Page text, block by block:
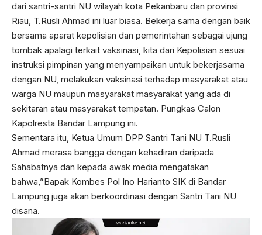
dari santri-santri NU wilayah kota Pekanbaru dan provinsi
Riau, T.Rusli Ahmad ini luar biasa. Bekerja sama dengan baik
bersama aparat kepolisian dan pemerintahan sebagai ujung
tombak apalagi terkait vaksinasi, kita dari Kepolisian sesuai
instruksi pimpinan yang menyampaikan untuk bekerjasama
dengan NU, melakukan vaksinasi terhadap masyarakat atau
warga NU maupun masyarakat masyarakat yang ada di
sekitaran atau masyarakat tempatan. Pungkas Calon
Kapolresta Bandar Lampung ini.
Sementara itu, Ketua Umum DPP Santri Tani NU T.Rusli
Ahmad merasa bangga dengan kehadiran daripada
Sahabatnya dan kepada awak media mengatakan
bahwa,”Bapak Kombes Pol Ino Harianto SIK di Bandar
Lampung juga akan berkoordinasi dengan Santri Tani NU
disana.